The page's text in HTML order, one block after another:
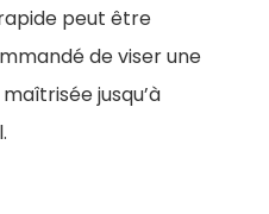
peut être
de viser une
jusqu’à